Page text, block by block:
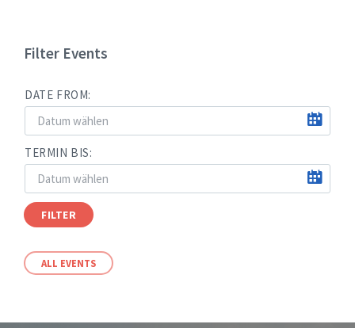
Filter Events
DATE FROM:
TERMIN BIS:
FILTER
ALL EVENTS